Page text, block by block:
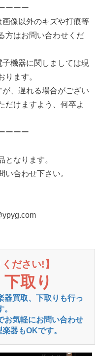
ーーー
像以外のキズや打痕等
方はお問い合わせくだ
機器に関しましては現
ります。
、遅れる場合がござい
だけますよう、何卒よ
ーーー
なります。
合わせ下さい。
ださい!】
取り
器買取、下取りも行っ
お気軽にお問い合わせ
器もOKです。